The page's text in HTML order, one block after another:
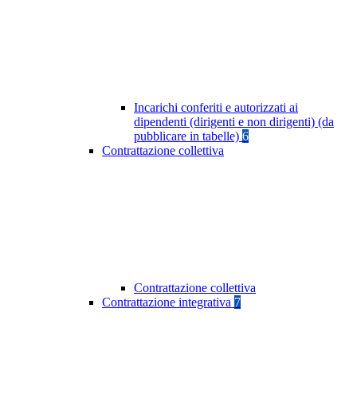
Incarichi conferiti e autorizzati ai
dipendenti (dirigenti e non dirigenti) (da
pubblicare in tabelle) 6
Contrattazione collettiva
Contrattazione collettiva
Contrattazione integrativa 7